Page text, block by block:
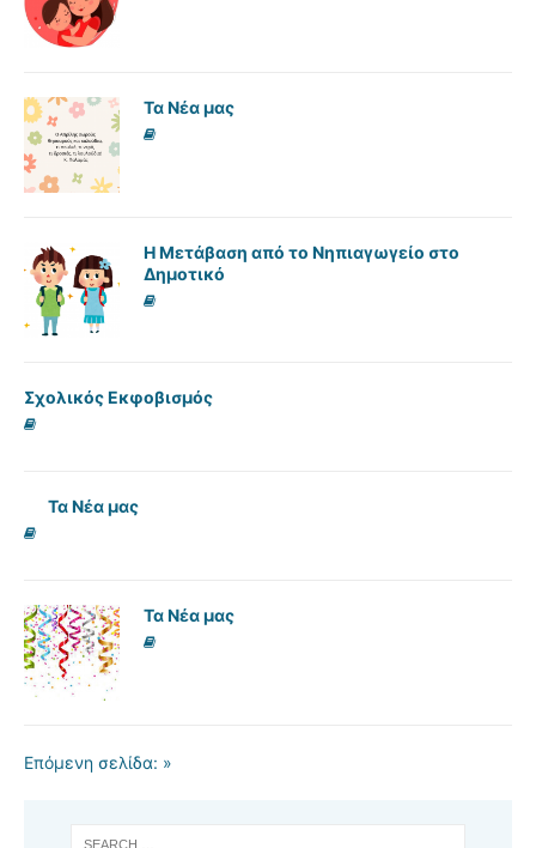
Τα Νέα μας
Η Μετάβαση από το Νηπιαγωγείο στο
Δημοτικό
Σχολικός Εκφοβισμός
Τα Νέα μας
Τα Νέα μας
Επόμενη σελίδα: »